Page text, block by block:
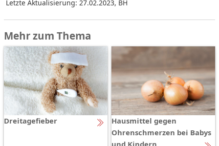
Letzte Aktualisierung: 27.02.2023, BH
Mehr zum Thema
Dreitagefieber
Hausmittel gegen
Ohrenschmerzen bei Babys